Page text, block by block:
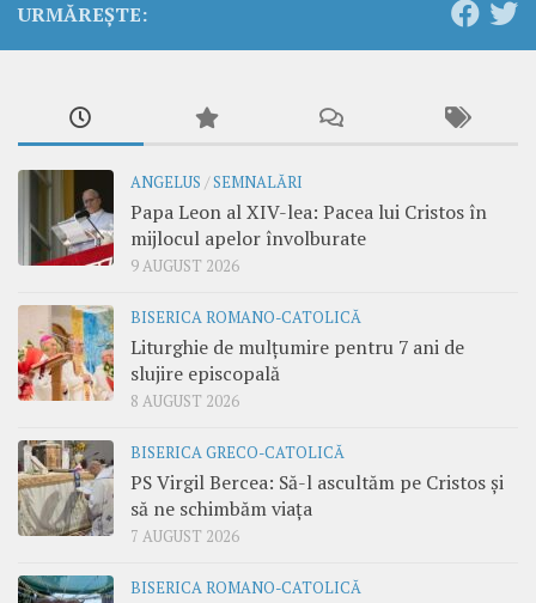
URMĂREȘTE:
ANGELUS /SEMNALĂRI
Papa Leon al XIV-lea: Pacea lui Cristos în
mijlocul apelor învolburate
9 AUGUST 2026
BISERICA ROMANO-CATOLICĂ
Liturghie de mulțumire pentru 7 ani de
slujire episcopală
8 AUGUST 2026
BISERICA GRECO-CATOLICĂ
PS Virgil Bercea: Să-l ascultăm pe Cristos și
să ne schimbăm viața
7 AUGUST 2026
BISERICA ROMANO-CATOLICĂ